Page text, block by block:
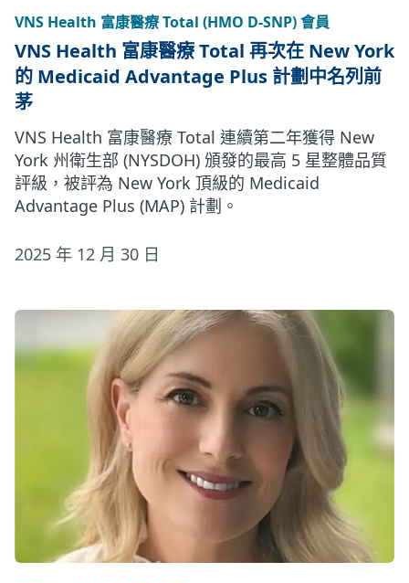
VNS Health 富康醫療 Total (HMO D-SNP) 會員
VNS Health 富康醫療 Total 再次在 New York
的 Medicaid Advantage Plus 計劃中名列前
茅
VNS Health 富康醫療 Total 連續第二年獲得 New
York 州衛生部 (NYSDOH) 頒發的最高 5 星整體品質
評級，被評為 New York 頂級的 Medicaid
Advantage Plus (MAP) 計劃。
2025 年 12 月 30 日